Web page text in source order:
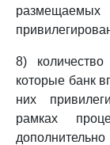
размещаемых
8)
которые банк
них
рамках